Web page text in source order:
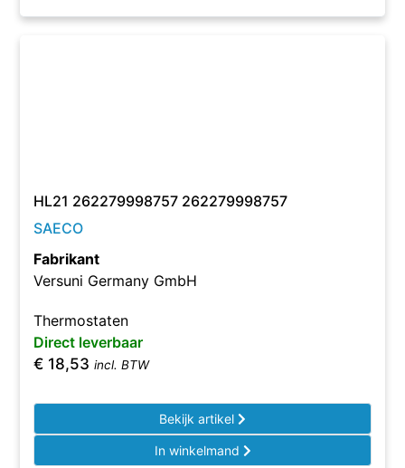
HL21 262279998757 262279998757
SAECO
Fabrikant
Versuni Germany GmbH
Thermostaten
Direct leverbaar
€ 18,53 incl. BTW
Bekijk artikel
In winkelmand